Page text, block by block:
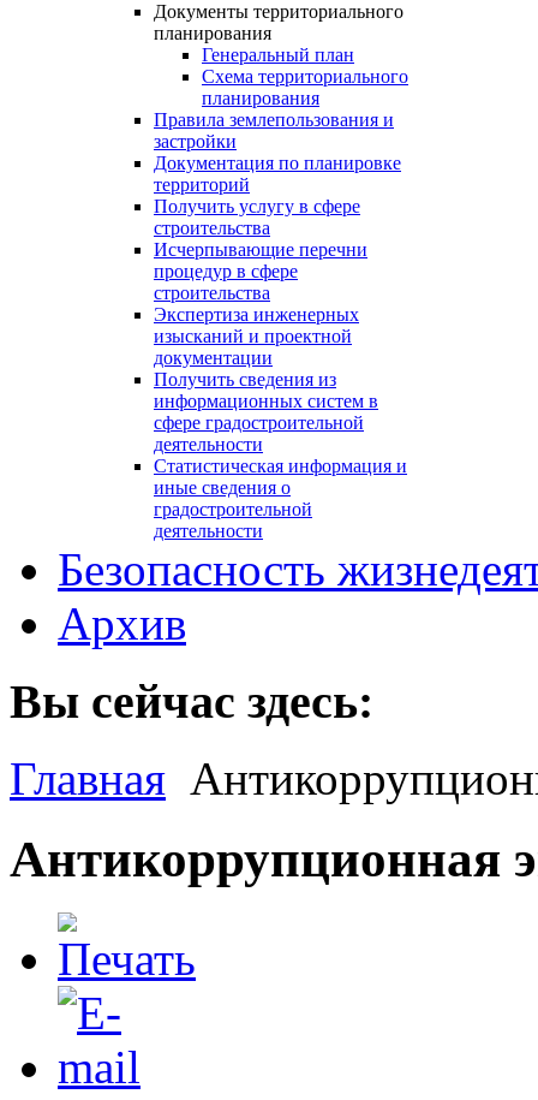
Документы территориального
планирования
Генеральный план
Схема территориального
планирования
Правила землепользования и
застройки
Документация по планировке
территорий
Получить услугу в сфере
строительства
Исчерпывающие перечни
процедур в сфере
строительства
Экспертиза инженерных
изысканий и проектной
документации
Получить сведения из
информационных систем в
сфере градостроительной
деятельности
Статистическая информация и
иные сведения о
градостроительной
деятельности
Безопасность
Архив
Вы сейчас здесь:
Главная
Антикоррупционная